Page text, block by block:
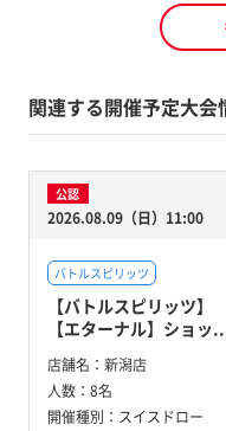
関連する開催予定大会
公認
2026.08.09（日）11:00
バトルスピリッツ
【バトルスピリッツ】
【エターナル】ショッ
店舗名： 新潟店
人数： 8名
開催種別： スイスドロー